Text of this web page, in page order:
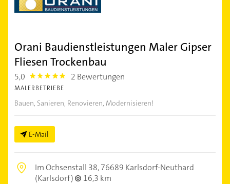
Orani Baudienstleistungen Maler Gipser
Fliesen Trockenbau
5,0 5.0 2 Bewertungen
MALERBETRIEBE
Bauen, Sanieren, Renovieren, Modernisieren!
E-Mail
Im Ochsenstall 38,76689 Karlsdorf-Neuthard
(Karlsdorf)
16,3 km